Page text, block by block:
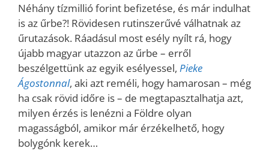
Néhány tízmillió forint befizetése, és már indulhat
is az űrbe?! Rövidesen rutinszerűvé válhatnak az
űrutazások. Ráadásul most esély nyílt rá, hogy
újabb magyar utazzon az űrbe – erről
beszélgettünk az egyik esélyessel, Pieke
Ágostonnal, aki azt reméli, hogy hamarosan – még
ha csak rövid időre is – de megtapasztalhatja azt,
milyen érzés is lenézni a Földre olyan
magasságból, amikor már érzékelhető, hogy
bolygónk kerek…